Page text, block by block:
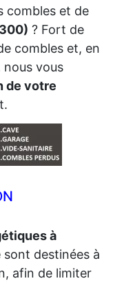
combles et de
? Fort de
combles et, en
nous vous
de votre
à
destinées à
afin de limiter